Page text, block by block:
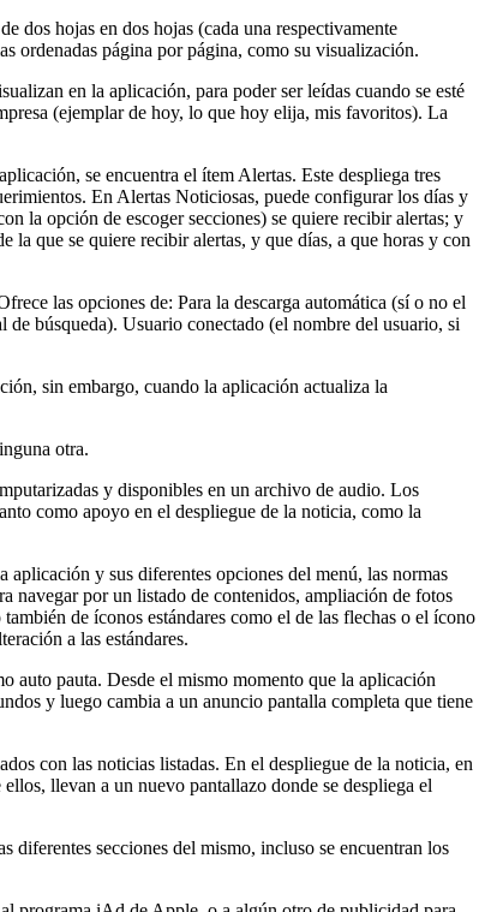
dos hojas en dos hojas (cada una respectivamente
ordenadas página por página, como su visualización.
en la aplicación, para poder ser leídas cuando se esté
(ejemplar de hoy, lo que hoy elija, mis favoritos). La
se encuentra el ítem Alertas. Este despliega tres
En Alertas Noticiosas, puede configurar los días y
la opción de escoger secciones) se quiere recibir alertas; y
la que se quiere recibir alertas, y que días, a que horas y con
las opciones de: Para la descarga automática (sí o no el
búsqueda). Usuario conectado (el nombre del usuario, si
sin embargo, cuando la aplicación actualiza la
otra.
y disponibles en un archivo de audio. Los
como apoyo en el despliegue de la noticia, como la
y sus diferentes opciones del menú, las normas
navegar por un listado de contenidos, ampliación de fotos
de íconos estándares como el de las flechas o el ícono
a las estándares.
auto pauta. Desde el mismo momento que la aplicación
y luego cambia a un anuncio pantalla completa que tiene
con las noticias listadas. En el despliegue de la noticia, en
llevan a un nuevo pantallazo donde se despliega el
diferentes secciones del mismo, incluso se encuentran los